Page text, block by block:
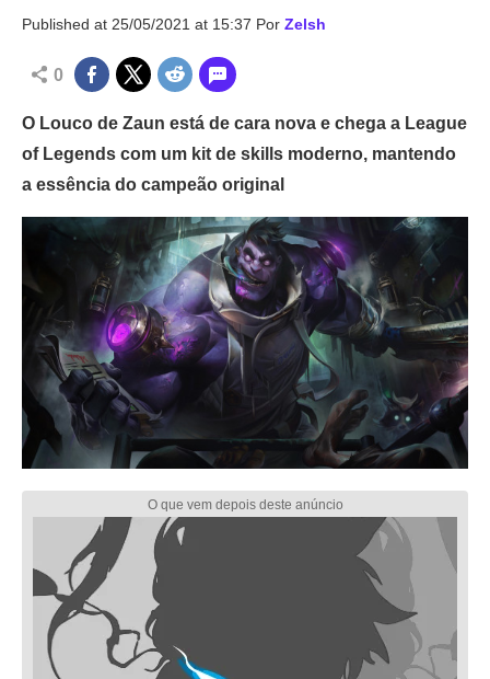
Published at 25/05/2021 at 15:37 Por Zelsh
0
O Louco de Zaun está de cara nova e chega a League
of Legends com um kit de skills moderno, mantendo
a essência do campeão original